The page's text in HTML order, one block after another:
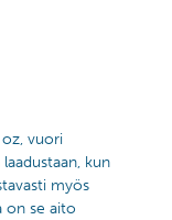
oz, vuori
kun
myös
on se aito